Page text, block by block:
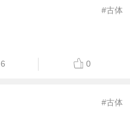
#古体
6 0
#古体